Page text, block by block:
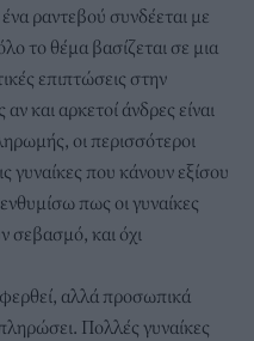
ραντεβού συνδέεται με
το θέμα βασίζεται σε μια
επιπτώσεις στην
και αρκετοί άνδρες είναι
οι περισσότεροι
γυναίκες που κάνουν εξίσου
πως οι γυναίκες
σεβασμό, και όχι
αλλά προσωπικά
Πολλές γυναίκες